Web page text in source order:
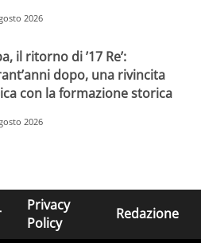
2026
il ritorno di ’17 Re’:
dopo, una rivincita
con la formazione storica
2026
Privacy
Policy
Redazione